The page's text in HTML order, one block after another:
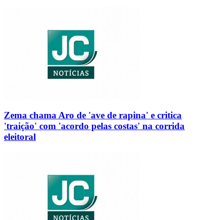
Zema chama Aro de 'ave de rapina' e critica
'traição' com 'acordo pelas costas' na corrida
eleitoral